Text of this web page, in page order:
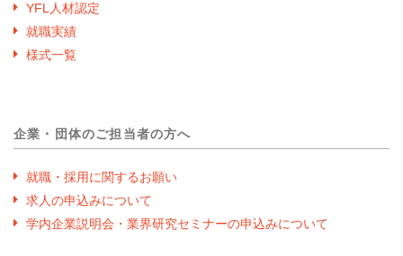
YFL人材認定
就職実績
様式一覧
企業・団体のご担当者の方へ
就職・採用に関するお願い
求人の申込みについて
学内企業説明会・業界研究セミナーの申込みについて